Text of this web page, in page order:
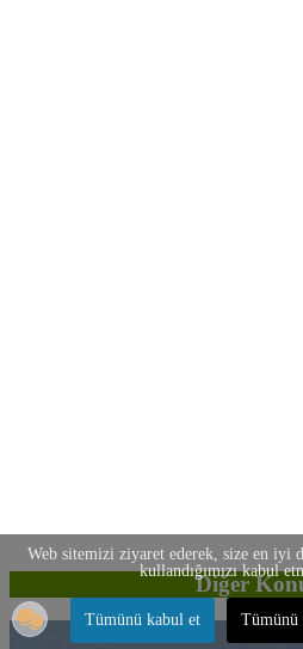
Diğer
Web sitemizi ziyaret ederek, size en iyi
kullandığımızı kabul
Tümünü kabul et Tümünü